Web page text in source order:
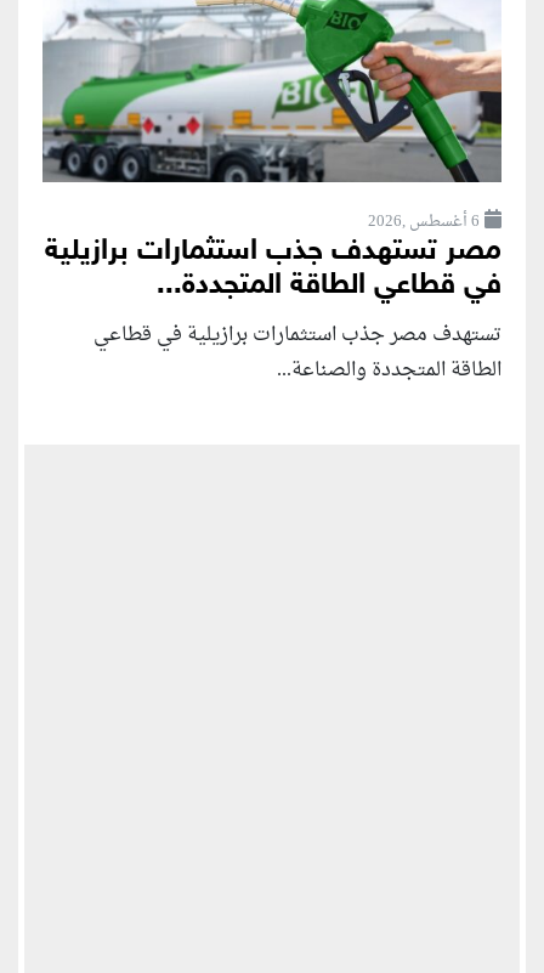
6 أغسطس ,2026
مصر تستهدف جذب استثمارات برازيلية
في قطاعي الطاقة المتجددة...
تستهدف مصر جذب استثمارات برازيلية في قطاعي
الطاقة المتجددة والصناعة...